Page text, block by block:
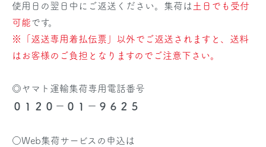
使用日の翌日中にご返送ください。集荷は 土日でも受付
可能です。
※「返送専用着払伝票」以外でご返送されますと、送料
はお客様のご負担となりますのでご注意下さい。
◎ヤマト運輸集荷専用電話番号
０１２０－０１－９６２５
○Web集荷サービスの申込は